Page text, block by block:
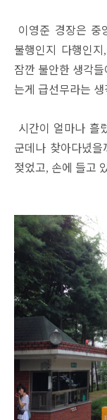
이영준 경장은 중
불행인지 다행인지,
잠깐 불안한 생각
는게 급선무라는
시간이 얼마나 흘
군데나 찾아다녔을
젖었고, 손에 들고